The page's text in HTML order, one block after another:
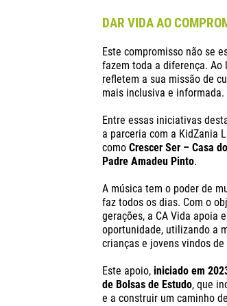
DAR VIDA AO
Este compromisso não se
fazem toda a diferença. Ao
refletem a sua missão de
mais inclusiva e informada.
Entre essas iniciativas
a parceria com a KidZania
comoCrescer Ser – Casa
Padre Amadeu Pinto.
A música tem o poder de
faz todos os dias. Com o
gerações, a CA Vida apoia
oportunidade, utilizando a
crianças e jovens vindos
Este apoio,iniciado em
de Bolsas de Estudo, que
e a construir um caminho